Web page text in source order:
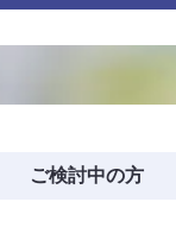
ご検討中の方